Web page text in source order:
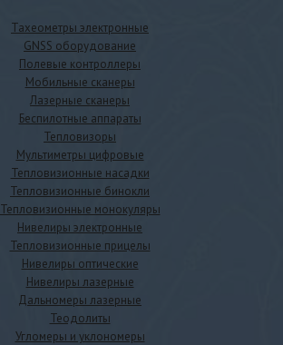
Тахеометры электронные
GNSS оборудование
Полевые контроллеры
Мобильные сканеры
Лазерные сканеры
Беспилотные аппараты
Тепловизоры
Мультиметры цифровые
Тепловизионные насадки
Тепловизионные бинокли
Тепловизионные монокуляры
Нивелиры электронные
Тепловизионные прицелы
Нивелиры оптические
Нивелиры лазерные
Дальномеры лазерные
Теодолиты
Угломеры и уклономеры